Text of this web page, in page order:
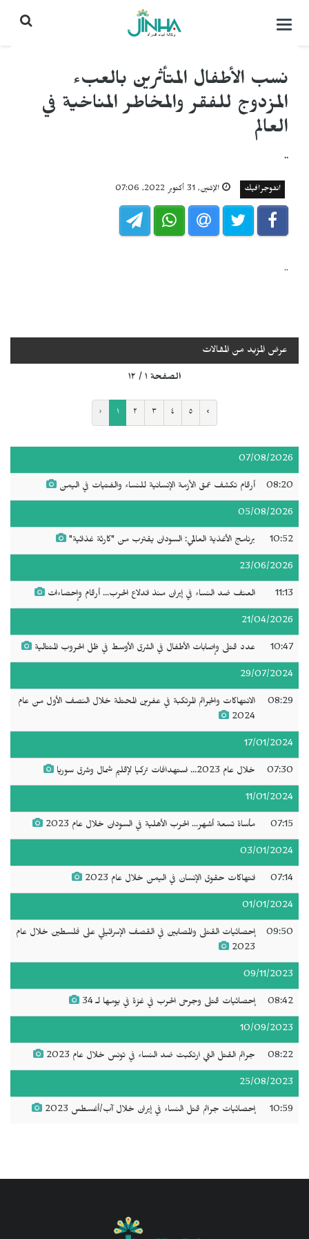
التحكم
نسب الأطفال المتأثرين بالعبء
المزدوج للفقر والمخاطر المناخية في
العالم
..
انفوجرافيك الإثنين, 31 أكتوبر 2022, 07:06
..
عرض المزيد من المقالات
الصفحة ١ / ١٢
‹ ١ ٢ ٣ ٤ ٥ ›
07/08/2026
08:20 أرقام تكشف عمق الأزمة الإنسانية للنساء والفتيات في اليمن
05/08/2026
10:52 برنامج الأغذية العالمي: السودان يقترب من "كارثة غذائية"
23/06/2026
11:13 العنف ضد النساء في إيران منذ اندلاع الحرب... أرقام وإحصاءات
21/04/2026
10:47 عدد قتلى وإصابات الأطفال في الشرق الأوسط في ظل الحروب المتتالية
29/07/2024
08:29
الانتهاكات والجرائم المرتكبة في عفرين المحتلة خلال النصف الأول من عام
2024
17/01/2024
07:30 خلال عام 2023... استهدافات تركيا لإقليم شمال وشرق سوريا
11/01/2024
07:15 مأساة تسعة أشهر... الحرب الأهلية في السودان خلال عام 2023
03/01/2024
07:14 انتهاكات حقوق الإنسان في اليمن خلال عام 2023
01/01/2024
09:50
إحصائيات القتلى والمصابين في القصف الإسرائيلي على فلسطين خلال عام
2023
09/11/2023
08:42 إحصائيات قتلى وجرحى الحرب في غزة في يومها لـ 34
10/09/2023
08:22 جرائم القتل التي ارتكبت ضد النساء في تونس خلال عام 2023
25/08/2023
10:59 إحصائيات جرائم قتل النساء في إيران خلال آب/أغسطس 2023